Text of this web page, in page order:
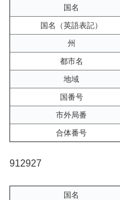
国名
国名（英語表記）
州
都市名
地域
国番号
市外局番
合体番号
912927
国名